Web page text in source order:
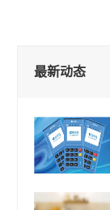
最新动态